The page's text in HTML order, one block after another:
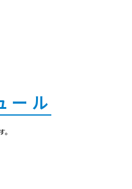
ール